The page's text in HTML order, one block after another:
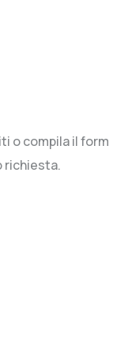
o compila il form
richiesta.